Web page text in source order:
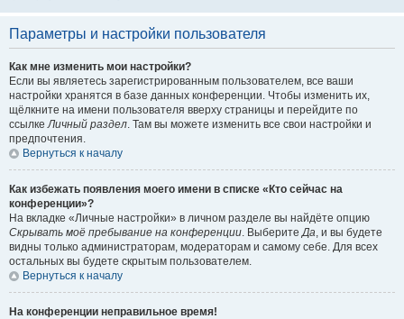
Параметры и настройки пользователя
Как мне изменить мои настройки?
Если вы являетесь зарегистрированным пользователем, все ваши
настройки хранятся в базе данных конференции. Чтобы изменить их,
щёлкните на имени пользователя вверху страницы и перейдите по
ссылкеЛичный раздел. Там вы можете изменить все свои настройки и
предпочтения.
Вернуться к началу
Как избежать появления моего имени в списке «Кто сейчас на
конференции»?
На вкладке «Личные настройки» в личном разделе вы найдёте опцию
Скрывать моё пребывание на конференции. ВыберитеДа, и вы будете
видны только администраторам, модераторам и самому себе. Для всех
остальных вы будете скрытым пользователем.
Вернуться к началу
На конференции неправильное время!